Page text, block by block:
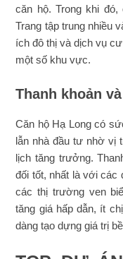
căn hộ. Trong khi
Trang tập trung nhiều
ích đô thị và dịch vụ
một số khu vực.
Thanh khoản
Căn hộ Hạ Long có
lẫn nhà đầu tư nhờ vị
lịch tăng trưởng.
đối tốt, nhất là với các
các thị trường ven
tăng giá hấp dẫn, ít
dàng tạo dựng giá trị